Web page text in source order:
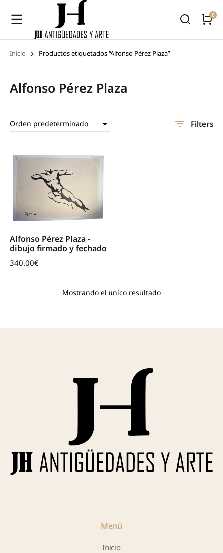
Estás aquí:
Inicio Productos etiquetados “Alfonso Pérez Plaza”
Alfonso Pérez Plaza
Filters
Alfonso Pérez Plaza -
dibujo firmado y fechado
340.00€
Mostrando el único resultado
Menú
Inicio